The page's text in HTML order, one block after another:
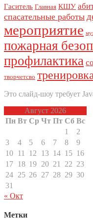
Гаситель Главная КШУ
спасательные работы
мероприятие
пожарная
профилактика
творчетсво тренировка
Это слайд-шоу требует
Август 2026
Пн Вт Ср Чт Пт Сб Вс
1
2
3
4 5 6 7 8
9
10 11 12 13 14 15 16
17 18 19 20 21 22 23
24 25 26 27 28 29 30
31
« Окт
Метки